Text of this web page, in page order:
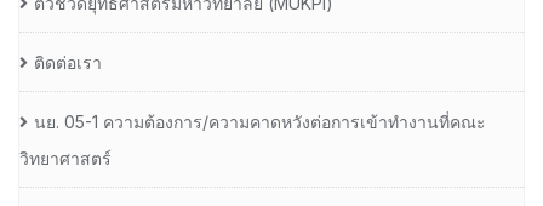
ติดต่อเรา
นย. 05-1 ความต้องการ/ความคาดหวังต่อการเข้าทำงานที่คณะ
วิทยาศาสตร์